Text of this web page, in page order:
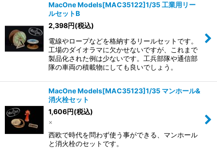
MacOne Models[MAC35122]1/35 工業用リー
ルセットB
2,398円(税込)
電線やロープなどを格納するリールセットです。
工場のダイオラマに欠かせないですが、これまで
製品化された例は少ないです。工兵部隊や通信部
隊の車両の積載物にしても良いでしょう。
MacOne Models[MAC35123]1/35 マンホール&
消火栓セット
1,606円(税込)
×
西欧で時代を問わず使う事ができる、マンホール
と消火栓のセットです。